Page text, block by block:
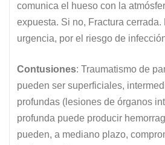
comunica el hueso con la
expuesta. Si no, Fractura
urgencia, por el riesgo de
Contusiones: Traumatismo de
pueden ser superficiales,
profundas (lesiones de órganos
profunda puede producir
pueden, a mediano plazo,